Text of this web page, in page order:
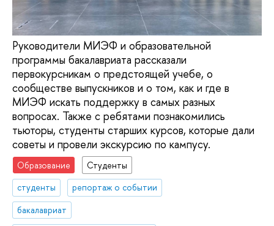
Руководители МИЭФ и образовательной
программы бакалавриата рассказали
первокурсникам о предстоящей учебе, о
сообществе выпускников и о том, как и где в
МИЭФ искать поддержку в самых разных
вопросах. Также с ребятами познакомились
тьюторы, студенты старших курсов, которые дали
советы и провели экскурсию по кампусу.
Образование
Студенты
студенты
репортаж о событии
бакалавриат